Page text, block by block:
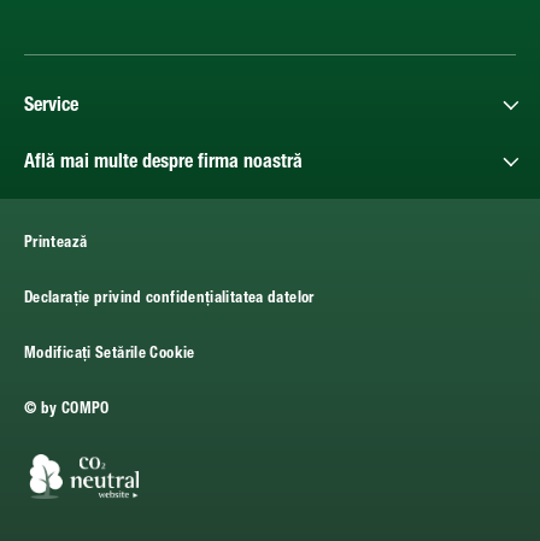
Service
Află mai multe despre firma noastră
Printează
Declarație privind confidențialitatea datelor
Modificați Setările Cookie
© by COMPO